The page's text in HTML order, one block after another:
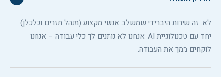
לא. זה שירות היברידי שמשלב אנשי מקצוע (מנהל תזרים וכלכלן)
יחד עם טכנולוגיית AI. אנחנו לא נותנים לך כלי עבודה – אנחנו
לוקחים ממך את העבודה.